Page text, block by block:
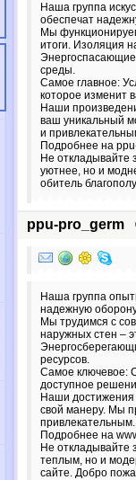
Наша группа
обеспечат
Мы
итоги. Изоляция
Энергоспасающие
среды.
Самое главное:
которое изменит
Наши
ваш уникальный
и
Подробнее на
Не откладывайте
уютнее, но и
обитель
ppu-pro_germ
Наша группа
надежную
Мы трудимся с
наружных стен –
ресурсов.
Самое ключевое:
доступное
Наши достижения
свой манеру. Мы
привлекательным.
Подробнее на
Не откладывайте
теплым, но и
сайте. Добро